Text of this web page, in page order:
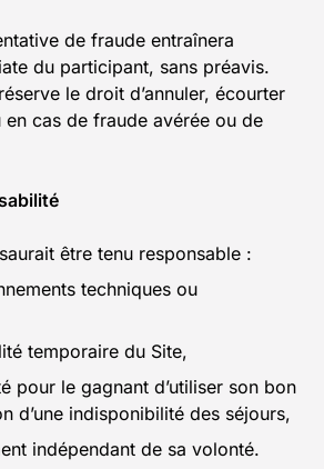
de fraude entraînera
du participant, sans préavis.
le droit d’annuler, écourter
cas de fraude avérée ou de
être tenu responsable :
techniques ou
temporaire du Site,
pour le gagnant d’utiliser son bon
d’une indisponibilité des séjours,
indépendant de sa volonté.